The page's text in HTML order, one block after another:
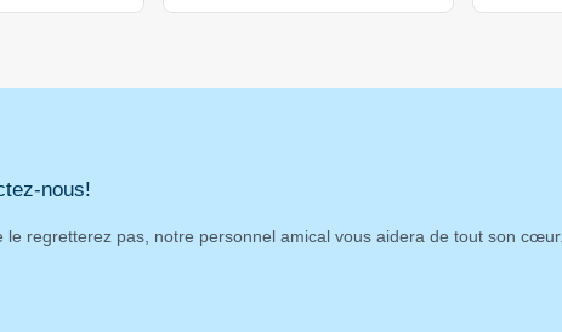
nous!
le regretterez pas, notre personnel amical vous aidera de tout son cœur.